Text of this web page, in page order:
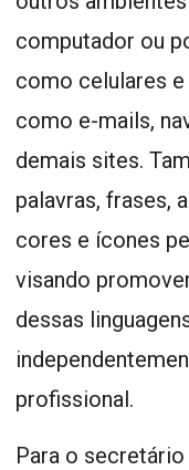
computador ou
como celulares
como e-mails,
demais sites.
palavras, frases,
cores e ícones
visando
dessas
profissional.
Para o